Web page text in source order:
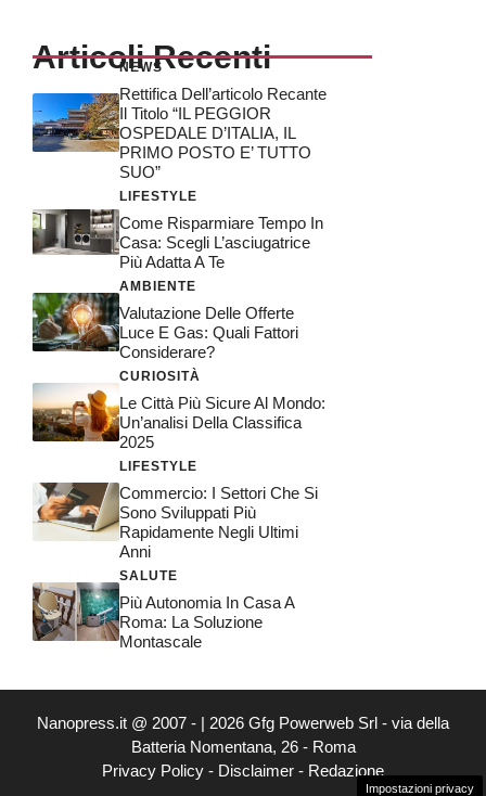
Articoli Recenti
NEWS
Rettifica Dell’articolo Recante
Il Titolo “IL PEGGIOR
OSPEDALE D’ITALIA, IL
PRIMO POSTO E’ TUTTO
SUO”
LIFESTYLE
Come Risparmiare Tempo In
Casa: Scegli L’asciugatrice
Più Adatta A Te
AMBIENTE
Valutazione Delle Offerte
Luce E Gas: Quali Fattori
Considerare?
CURIOSITÀ
Le Città Più Sicure Al Mondo:
Un’analisi Della Classifica
2025
LIFESTYLE
Commercio: I Settori Che Si
Sono Sviluppati Più
Rapidamente Negli Ultimi
Anni
SALUTE
Più Autonomia In Casa A
Roma: La Soluzione
Montascale
Nanopress.it @ 2007 - | 2026 Gfg Powerweb Srl - via della
Batteria Nomentana, 26 - Roma
Privacy Policy - Disclaimer - Redazione
Impostazioni privacy